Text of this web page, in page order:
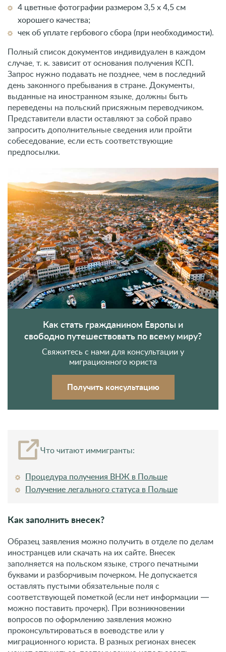
4 цветные фотографии размером 3,5 х 4,5 см
хорошего качества;
чек об уплате гербового сбора (при необходимости).
Полный список документов индивидуален в каждом
случае, т. к. зависит от основания получения КСП.
Запрос нужно подавать не позднее, чем в последний
день законного пребывания в стране. Документы,
выданные на иностранном языке, должны быть
переведены на польский присяжным переводчиком.
Представители власти оставляют за собой право
запросить дополнительные сведения или пройти
собеседование, если есть соответствующие
предпосылки.
Как стать гражданином Европы и
свободно путешествовать по всему миру?
Свяжитесь с нами для консультации у
миграционного юриста
Получить консультацию
Что читают иммигранты:
Процедура получения ВНЖ в Польше
Получение легального статуса в Польше
Как заполнить внесек?
Образец заявления можно получить в отделе по делам
иностранцев или скачать на их сайте. Внесек
заполняется на польском языке, строго печатными
буквами и разборчивым почерком. Не допускается
оставлять пустыми обязательные поля с
соответствующей пометкой (если нет информации —
можно поставить прочерк). При возникновении
вопросов по оформлению заявления можно
проконсультироваться в воеводстве или у
миграционного юриста. В разных регионах внесек